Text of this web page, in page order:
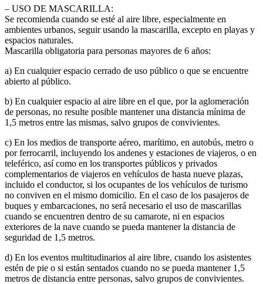
– USO DE MASCARILLA:
Se recomienda cuando se esté al aire libre, especialmente en
ambientes urbanos, seguir usando la mascarilla, excepto en playas y
espacios naturales.
Mascarilla obligatoria para personas mayores de 6 años:
a) En cualquier espacio cerrado de uso público o que se encuentre
abierto al público.
b) En cualquier espacio al aire libre en el que, por la aglomeración
de personas, no resulte posible mantener una distancia mínima de
1,5 metros entre las mismas, salvo grupos de convivientes.
c) En los medios de transporte aéreo, marítimo, en autobús, metro o
por ferrocarril, incluyendo los andenes y estaciones de viajeros, o en
teleférico, así como en los transportes públicos y privados
complementarios de viajeros en vehículos de hasta nueve plazas,
incluido el conductor, si los ocupantes de los vehículos de turismo
no conviven en el mismo domicilio. En el caso de los pasajeros de
buques y embarcaciones, no será necesario el uso de mascarillas
cuando se encuentren dentro de su camarote, ni en espacios
exteriores de la nave cuando se pueda mantener la distancia de
seguridad de 1,5 metros.
d) En los eventos multitudinarios al aire libre, cuando los asistentes
estén de pie o si están sentados cuando no se pueda mantener 1,5
metros de distancia entre personas, salvo grupos de convivientes.